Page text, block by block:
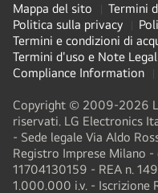
Mappa del sito
Termini
Politica sulla privacy
Termini e condizioni di
Termini d'uso e Note
Compliance Information
Copyright © 2009-2026
riservati. LG Electronics
- Sede legale Via Aldo
Registro Imprese Milano -
11704130159 - REA n.
1.000.000 i.v. -